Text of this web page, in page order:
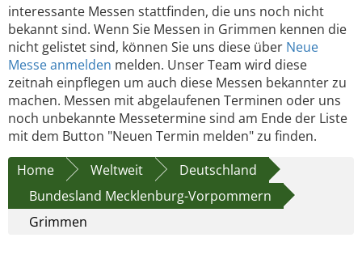
interessante Messen stattfinden, die uns noch nicht
bekannt sind. Wenn Sie Messen in Grimmen kennen die
nicht gelistet sind, können Sie uns diese über Neue
Messe anmelden melden. Unser Team wird diese
zeitnah einpflegen um auch diese Messen bekannter zu
machen. Messen mit abgelaufenen Terminen oder uns
noch unbekannte Messetermine sind am Ende der Liste
mit dem Button "Neuen Termin melden" zu finden.
Home
Weltweit
Deutschland
Bundesland Mecklenburg-Vorpommern
Grimmen